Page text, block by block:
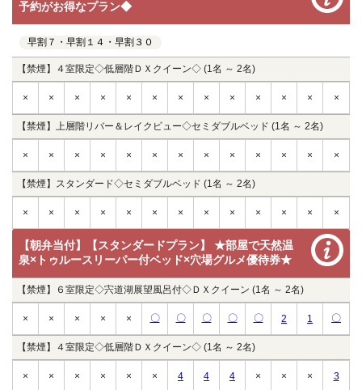
予約がお得なプラン◆
早割７・早割１４・早割３０
【禁煙】４室限定◇低層階ＤＸクイーン◇ (1名 ～ 2名)
× × × × × × × × × × × × ×
【禁煙】上層階リバー＆レイクビュー◇セミダブルベッド (1名 ～ 2名)
× × × × × × × × × × × × ×
【禁煙】スタンダード◇セミダブルベッド (1名 ～ 2名)
× × × × × × × × × × × × ×
【朝弁当付】【スタンダードプラン】 ★部屋で天然温
泉×トゥルースリーパー付ベッド×穴場グルメ優待券★
【禁煙】６室限定◇宍道湖展望風呂付◇ＤＸクイーン (1名 ～ 2名)
× × × × × 〇 〇 〇 〇 〇 2 1 〇
【禁煙】４室限定◇低層階ＤＸクイーン◇ (1名 ～ 2名)
× × × × × × 4 4 4 × × × 3